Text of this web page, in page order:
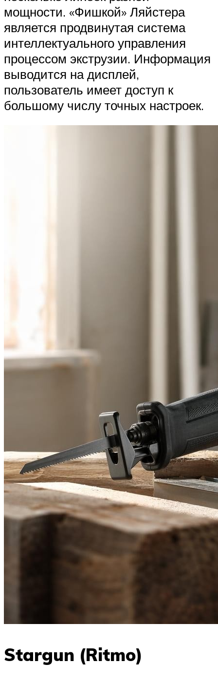
мощности. «Фишкой» Ляйстера
является продвинутая система
интеллектуального управления
процессом экструзии. Информация
выводится на дисплей,
пользователь имеет доступ к
большому числу точных настроек.
Stargun (Ritmo)